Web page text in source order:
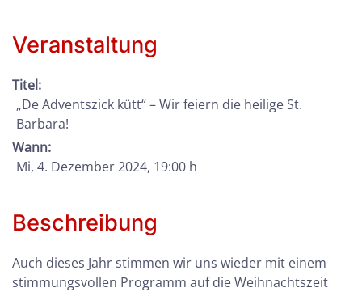
Veranstaltung
Titel:
„De Adventszick kütt“ – Wir feiern die heilige St.
Barbara!
Wann:
Mi, 4. Dezember 2024, 19:00 h
Beschreibung
Auch dieses Jahr stimmen wir uns wieder mit einem
stimmungsvollen Programm auf die Weihnachtszeit